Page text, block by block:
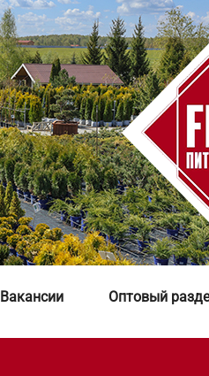
Вакансии Оптовый